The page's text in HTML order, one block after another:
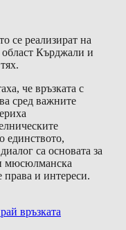
се реализират на
Кърджали и
че връзката с
сред важните
единството,
са основата за
мюсюлманска
права и интереси.
връзката